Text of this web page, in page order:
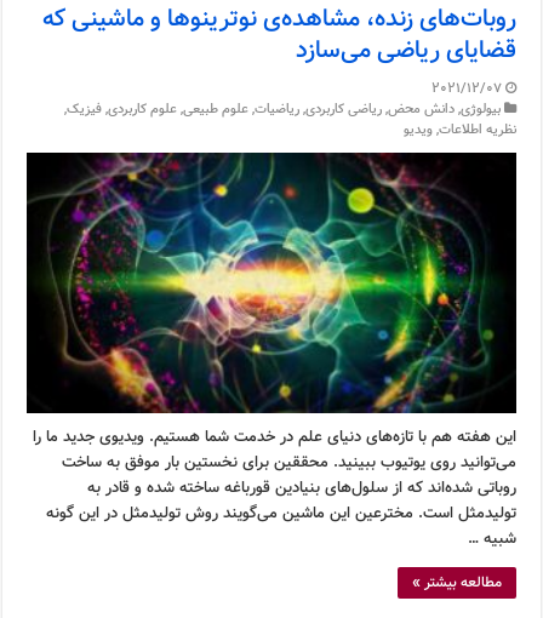
روبات‌های زنده، مشاهده‌ی نوترینوها و ماشینی که
قضایای ریاضی می‌سازد
2021/12/07
بیولوژی,دانش محض,ریاضی کاربردی,ریاضیات,علوم طبیعی,علوم کاربردی,فیزیک,
نظریه اطلاعات,ویدیو
این هفته هم با تازه‌های دنیای علم در خدمت شما هستیم. ویدیوی جدید ما را
می‌توانید روی یوتیوب ببینید. محققین برای نخستین بار موفق به ساخت
روباتی شده‌اند که از سلول‌های بنیادین قورباغه ساخته شده و قادر به
تولیدمثل است. مخترعین این ماشین می‌گویند روش تولیدمثل در این گونه
شبیه …
مطالعه بیشتر »